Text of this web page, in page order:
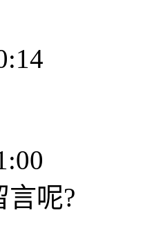
言呢?